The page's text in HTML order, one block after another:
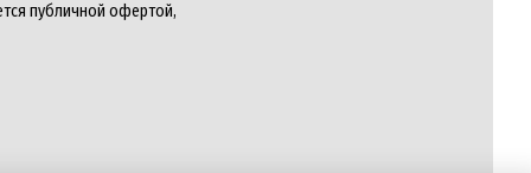
публичной офертой,